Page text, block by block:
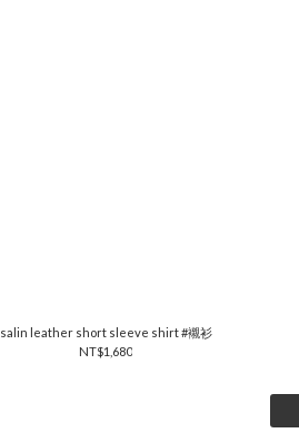
salin leather short sleeve shirt #襯衫
NT$1,680